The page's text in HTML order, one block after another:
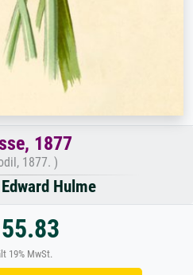
1877
1877. )
Hulme
19% MwSt.